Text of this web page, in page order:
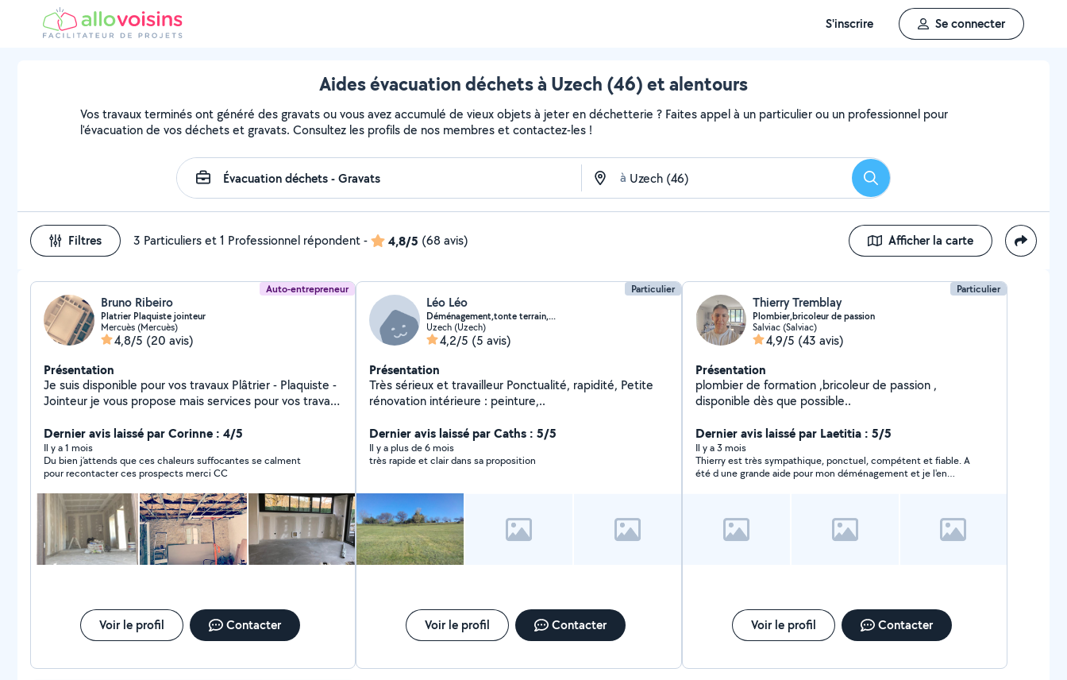
S'inscrire Se connecter
Aides évacuation déchets à Uzech (46) et alentours
Vos travaux terminés ont généré des gravats ou vous avez accumulé de vieux objets à jeter en déchetterie ? Faites appel à un particulier ou un professionnel pour
l'évacuation de vos déchets et gravats. Consultez les profils de nos membres et contactez-les !
à Rechercher
Filtres 3 Particuliers et 1 Professionnel répondent- 4,8/5 (68 avis) Afficher la carte
Auto-entrepreneur
Bruno Ribeiro
Platrier Plaquiste jointeur
Mercuès (Mercuès)
4,8/5 (20 avis)
Présentation
Je suis disponible pour vos travaux Plâtrier - Plaquiste -
Jointeur je vous propose mais services pour vos travaux
Placo ( plafond / doublage / cloison / isolation Joints
Plâtreries ( plâtre à l'ancienne / montages de cloisons
brique Démolitions J'espère vous aider dans vos
projets hésitez pas je suis à votre écoute pour vos
projets photos de chantier réaliser sur demande
Dernier avis laissé par Corinne : 4/5
Il y a 1 mois
Du bien j’attends que ces chaleurs suffocantes se calment
pour recontacter ces prospects merci CC
Voir le profil Contacter
Particulier
Léo Léo
Déménagement,tonte terrain,...
Uzech (Uzech)
4,2/5 (5 avis)
Présentation
Très sérieux et travailleur Ponctualité, rapidité, Petite
rénovation intérieure : peinture,..
Dernier avis laissé par Caths : 5/5
Il y a plus de 6 mois
très rapide et clair dans sa proposition
Voir le profil Contacter
Particulier
Thierry Tremblay
Plombier,bricoleur de passion
Salviac (Salviac)
4,9/5 (43 avis)
Présentation
plombier de formation ,bricoleur de passion ,
disponible dès que possible..
Dernier avis laissé par Laetitia : 5/5
Il y a 3 mois
Thierry est très sympathique, ponctuel, compétent et fiable. A
été d une grande aide pour mon déménagement et je l'en
Voir le profil Contacter